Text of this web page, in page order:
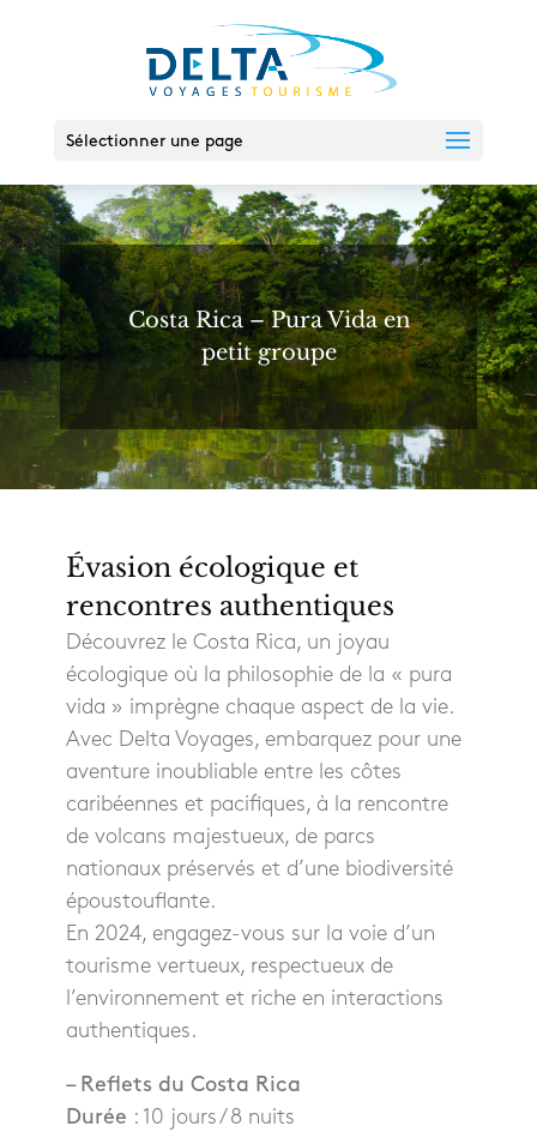
Sélectionner une page
Costa Rica – Pura Vida en
petit groupe
Évasion écologique et
rencontres authentiques
Découvrez le Costa Rica, un joyau
écologique où la philosophie de la « pura
vida » imprègne chaque aspect de la vie.
Avec Delta Voyages, embarquez pour une
aventure inoubliable entre les côtes
caribéennes et pacifiques, à la rencontre
de volcans majestueux, de parcs
nationaux préservés et d’une biodiversité
époustouflante.
En 2024, engagez-vous sur la voie d’un
tourisme vertueux, respectueux de
l’environnement et riche en interactions
authentiques.
– Reflets du Costa Rica
Durée : 10 jours / 8 nuits